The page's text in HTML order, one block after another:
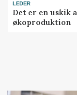
LEDER
Det er en uskik
økoproduktion